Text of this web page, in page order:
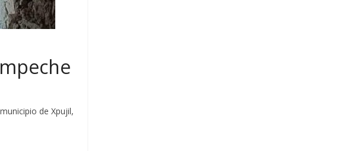
de Xpujil,